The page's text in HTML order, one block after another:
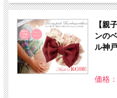
【親
ンの
ル神
価格